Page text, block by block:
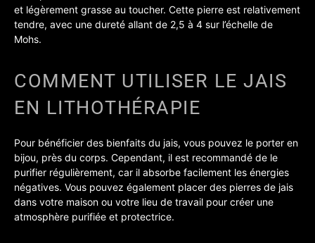
et légèrement grasse au toucher. Cette pierre est relativement
tendre, avec une dureté allant de 2,5 à 4 sur l’échelle de
Mohs.
COMMENT UTILISER LE JAIS
EN LITHOTHÉRAPIE
Pour bénéficier des bienfaits du jais, vous pouvez le porter en
bijou, près du corps. Cependant, il est recommandé de le
purifier régulièrement, car il absorbe facilement les énergies
négatives. Vous pouvez également placer des pierres de jais
dans votre maison ou votre lieu de travail pour créer une
atmosphère purifiée et protectrice.